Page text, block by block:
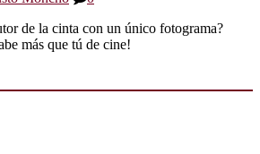
de la cinta con un único fotograma?
más que tú de cine!